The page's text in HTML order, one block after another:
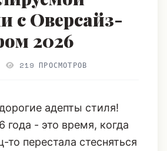
адепты стиля!
года - это время, когда
перестала стесняться
вернулись к структуре,
а к той, что говорит о
и контроле. И если